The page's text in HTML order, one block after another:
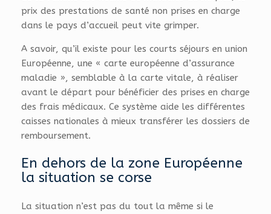
prix des prestations de santé non prises en charge
dans le pays d’accueil peut vite grimper.
A savoir, qu’il existe pour les courts séjours en union
Européenne, une « carte européenne d’assurance
maladie », semblable à la carte vitale, à réaliser
avant le départ pour bénéficier des prises en charge
des frais médicaux. Ce système aide les différentes
caisses nationales à mieux transférer les dossiers de
remboursement.
En dehors de la zone Européenne
la situation se corse
La situation n’est pas du tout la même si le